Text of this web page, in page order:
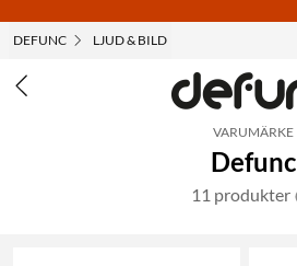
DEFUNC LJUD & BILD
VARUMÄRKE
Defunc
11 produkter